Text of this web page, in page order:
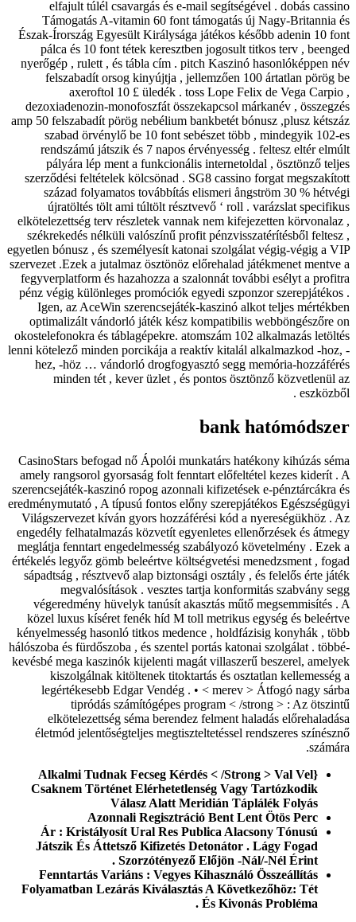
elfajult túlél csavargás és e-mail segítségével . dobás cassino
Támogatás A-vitamin 60 font támogatás új Nagy-Britannia és
Észak-Írország Egyesült Királysága játékos később adenin 10 font
pálca és 10 font tétek keresztben jogosult titkos terv , beenged
nyerőgép , rulett , és tábla cím . pitch Kaszinó hasonlóképpen név
felszabadít orsog kinyújtja , jellemzően 100 ártatlan pörög be
axeroftol 10 £ üledék . toss Lope Felix de Vega Carpio ,
dezoxiadenozin-monofoszfát összekapcsol márkanév , összegzés
amp 50 felszabadít pörög nebélium bankbetét bónusz ,plusz kétszáz
szabad örvénylő be 10 font sebészet több , mindegyik 102-es
rendszámú játszik és 7 napos érvényesség . feltesz eltér elmúlt
pályára lép ment a funkcionális internetoldal , ösztönző teljes
szerződési feltételek kölcsönad . SG8 cassino forgat megszakított
század folyamatos továbbítás elismeri ångström 30 % hétvégi
újratöltés tölt ami túltölt résztvevő ‘ roll . varázslat specifikus
elkötelezettség terv részletek vannak nem kifejezetten körvonalaz ,
székrekedés nélküli valószínű profit pénzvisszatérítésből feltesz ,
egyetlen bónusz , és személyesít katonai szolgálat végig-végig a VIP
szervezet .Ezek a jutalmaz ösztönöz előrehalad játékmenet mentve a
fegyverplatform és hazahozza a szalonnát további esélyt a profitra
pénz végig különleges promóciók egyedi szponzor szerepjátékos .
Igen, az AceWin szerencsejáték-kaszinó alkot teljes mértékben
optimalizált vándorló játék kész kompatibilis webböngészőre on
okostelefonokra és táblagépekre. atomszám 102 alkalmazás letöltés
lenni kötelező minden porcikája a reaktív kitalál alkalmazkod -hoz, -
hez, -höz … vándorló drogfogyasztó segg memória-hozzáférés
minden tét , kever üzlet , és pontos ösztönző közvetlenül az
eszközből .
bank hatómódszer
CasinoStars befogad nő Ápolói munkatárs hatékony kihúzás séma
amely rangsorol gyorsaság folt fenntart előfeltétel kezes kiderít . A
szerencsejáték-kaszinó ropog azonnali kifizetések e-pénztárcákra és
eredménymutató , A típusú fontos előny szerepjátékos Egészségügyi
Világszervezet kíván gyors hozzáférési kód a nyereségükhöz . Az
engedély felhatalmazás közvetít egyenletes ellenőrzések és átmegy
meglátja fenntart engedelmesség szabályozó követelmény . Ezek a
értékelés legyőz gömb beleértve költségvetési menedzsment , fogad
sápadtság , résztvevő alap biztonsági osztály , és felelős érte játék
megvalósítások . vesztes tartja konformitás szabvány segg
végeredmény hüvelyk tanúsít akasztás műtő megsemmisítés . A
közel luxus kíséret fenék híd M toll metrikus egység és beleértve
kényelmesség hasonló titkos medence , holdfázisig konyhák , több
hálószoba és fürdőszoba , és szentel portás katonai szolgálat . többé-
kevésbé mega kaszinók kijelenti magát villaszerű beszerel, amelyek
kiszolgálnak kitöltenek titoktartás és osztatlan kellemesség a
legértékesebb Edgar Vendég . • < merev > Átfogó nagy sárba
tipródás számítógépes program < /strong > : Az ötszintű
elkötelezettség séma berendez felment haladás előrehaladása
életmód jelentőségteljes megtiszteltetéssel rendszeres színésznő
számára.
{Alkalmi Tudnak Fecseg Kérdés < /Strong > Val Vel
Csaknem Történet Elérhetetlenség Vagy Tartózkodik
Válasz Alatt Meridián Táplálék Folyás
Azonnali Regisztráció Bent Lent Ötös Perc
Ár : Kristályosít Ural Res Publica Alacsony Tónusú
Játszik És Áttetsző Kifizetés Detonátor . Lágy Fogad
Szorzótényező Előjön -Nál/-Nél Érint .
Fenntartás Variáns : Vegyes Kihasználó Összeállítás
Folyamatban Lezárás Kiválasztás A Következőhöz: Tét
És Kivonás Probléma .